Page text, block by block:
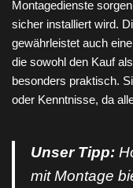
Montagedienste
sicher installiert wird.
gewährleistet auch
die sowohl den Kauf
besonders praktisch.
oder Kenntnisse, da
Unser Tipp:
mit Montage